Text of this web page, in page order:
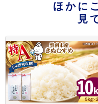
ほかに
見